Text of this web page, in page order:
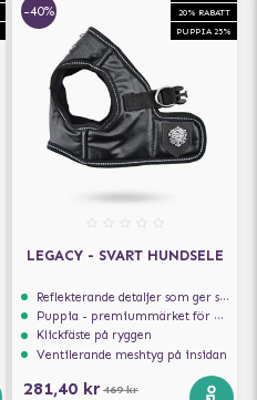
20% RABATT
PUPPIA 25%
-40%
LEGACY - SVART HUNDSELE
Reflekterande detaljer som ger synlighet i svagt ljus
Puppia - premiummärket för hundselar
Klickfäste på ryggen
Ventilerande meshtyg på insidan
281,40 kr 469 kr